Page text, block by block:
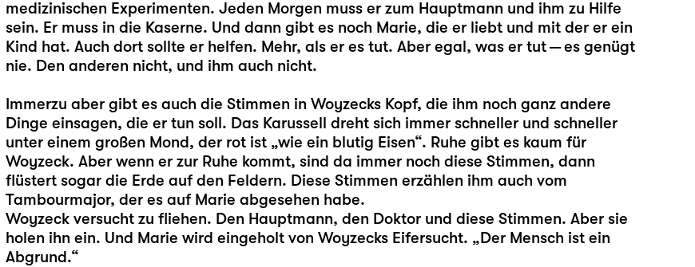
medizinischen Experimenten. Jeden Morgen muss er zum Hauptmann und ihm zu Hilfe
sein. Er muss in die Kaserne. Und dann gibt es noch Marie, die er liebt und mit der er ein
Kind hat. Auch dort sollte er helfen. Mehr, als er es tut. Aber egal, was er tut — es genügt
nie. Den anderen nicht, und ihm auch nicht.
Immerzu aber gibt es auch die Stimmen in Woyzecks Kopf, die ihm noch ganz andere
Dinge einsagen, die er tun soll. Das Karussell dreht sich immer schneller und schneller
unter einem großen Mond, der rot ist „wie ein blutig Eisen“. Ruhe gibt es kaum für
Woyzeck. Aber wenn er zur Ruhe kommt, sind da immer noch diese Stimmen, dann
flüstert sogar die Erde auf den Feldern. Diese Stimmen erzählen ihm auch vom
Tambourmajor, der es auf Marie abgesehen habe.
Woyzeck versucht zu fliehen. Den Hauptmann, den Doktor und diese Stimmen. Aber sie
holen ihn ein. Und Marie wird eingeholt von Woyzecks Eifersucht. „Der Mensch ist ein
Abgrund.“